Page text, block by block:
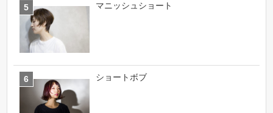
マニッシュショート
ショートボブ